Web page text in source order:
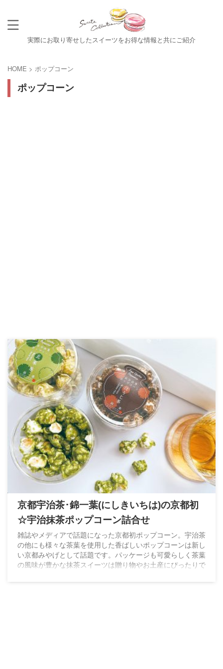
実際にお取り寄せしたスイーツをお得な情報と共にご紹介
HOME > ポップコーン
ポップコーン
京都宇治茶･錦一葉(にしきいちは)の京都初
☆宇治抹茶ポップコーン詰合せ
雑誌やメディアで話題になった京都初ポップコーン。宇治茶
の他にも様々な茶葉を使用した香ばしいポップコーンは新し
い京都みやげとして話題です。パッケージも可愛らしく茶葉
の風味が豊かな抹茶スイーツは贈り物やお土産にぴったりで